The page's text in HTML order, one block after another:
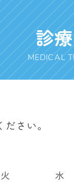
診
MEDICAL
さい。
火 水